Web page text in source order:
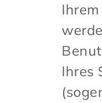
Ihres